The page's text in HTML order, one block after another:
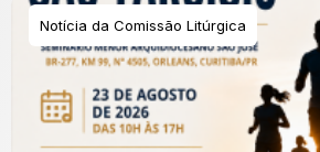
Notícia da Comissão Litúrgica